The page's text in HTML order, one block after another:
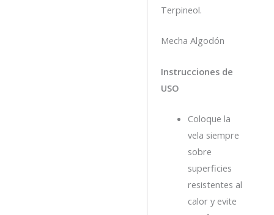
Terpineol.
Mecha Algodón
Instrucciones de
USO
Coloque la
vela siempre
sobre
superficies
resistentes al
calor y evite